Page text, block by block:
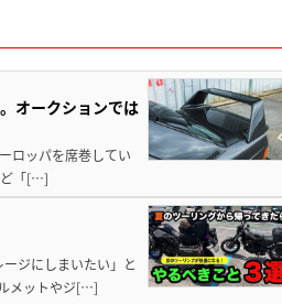
オークションでは
ロッパを席巻してい
ど「[…]
ジにしまいたい」と
メットやジ[…]